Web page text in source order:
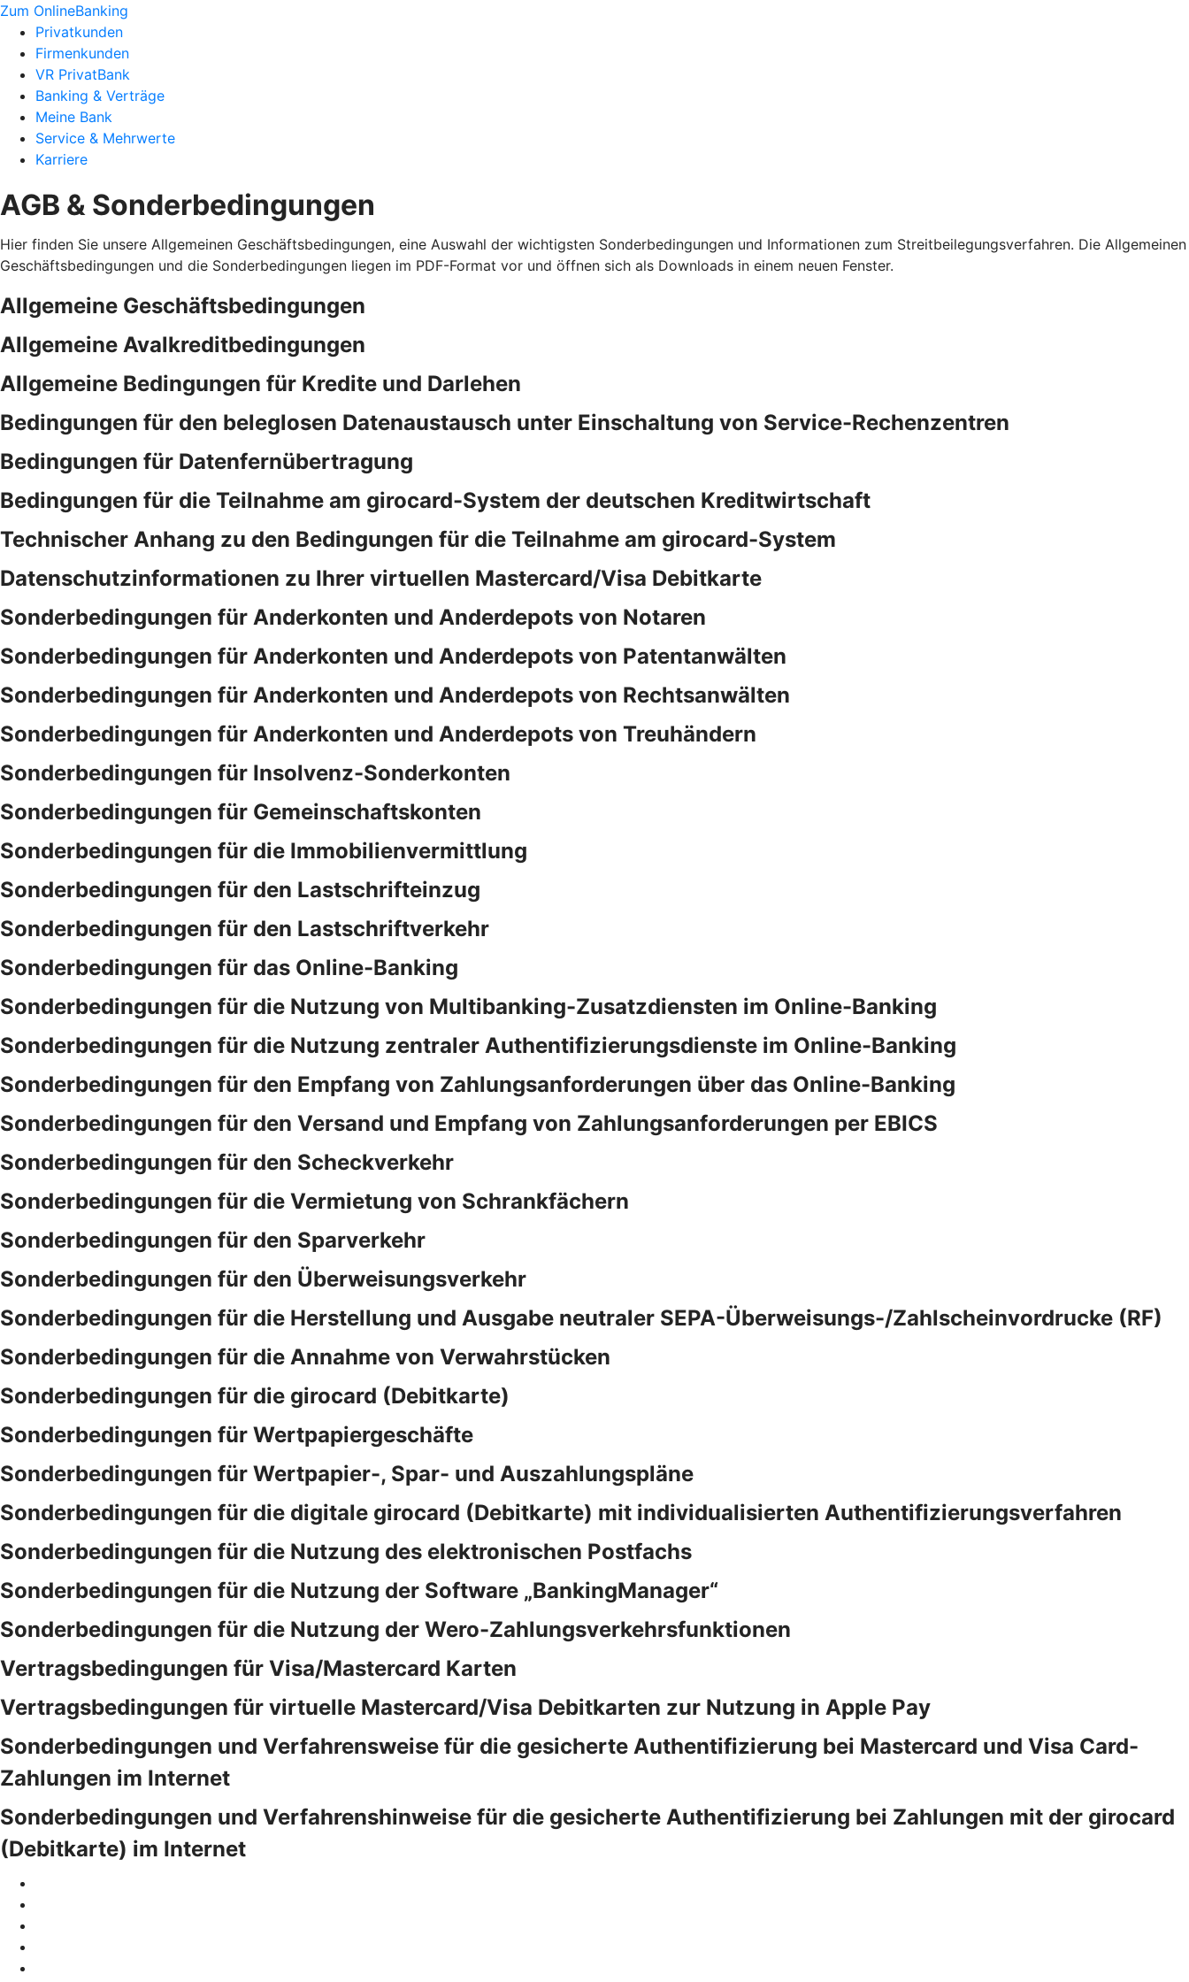
Zum OnlineBanking
Privatkunden
Firmenkunden
VR PrivatBank
Banking & Verträge
Meine Bank
Service & Mehrwerte
Karriere
AGB & Sonderbedingungen
Hier finden Sie unsere Allgemeinen Geschäftsbedingungen, eine Auswahl der wichtigsten Sonderbedingungen und Informationen zum Streitbeilegungsverfahren. Die Allgemeinen
Geschäftsbedingungen und die Sonderbedingungen liegen im PDF-Format vor und öffnen sich als Downloads in einem neuen Fenster.
Allgemeine Geschäftsbedingungen
Allgemeine Avalkreditbedingungen
Allgemeine Bedingungen für Kredite und Darlehen
Bedingungen für den beleglosen Datenaustausch unter Einschaltung von Service-Rechenzentren
Bedingungen für Datenfernübertragung
Bedingungen für die Teilnahme am girocard-System der deutschen Kreditwirtschaft
Technischer Anhang zu den Bedingungen für die Teilnahme am girocard-System
Datenschutzinformationen zu Ihrer virtuellen Mastercard/Visa Debitkarte
Sonderbedingungen für Anderkonten und Anderdepots von Notaren
Sonderbedingungen für Anderkonten und Anderdepots von Patentanwälten
Sonderbedingungen für Anderkonten und Anderdepots von Rechtsanwälten
Sonderbedingungen für Anderkonten und Anderdepots von Treuhändern
Sonderbedingungen für Insolvenz-Sonderkonten
Sonderbedingungen für Gemeinschaftskonten
Sonderbedingungen für die Immobilienvermittlung
Sonderbedingungen für den Lastschrifteinzug
Sonderbedingungen für den Lastschriftverkehr
Sonderbedingungen für das Online-Banking
Sonderbedingungen für die Nutzung von Multibanking-Zusatzdiensten im Online-Banking
Sonderbedingungen für die Nutzung zentraler Authentifizierungsdienste im Online-Banking
Sonderbedingungen für den Empfang von Zahlungsanforderungen über das Online-Banking
Sonderbedingungen für den Versand und Empfang von Zahlungsanforderungen per EBICS
Sonderbedingungen für den Scheckverkehr
Sonderbedingungen für die Vermietung von Schrankfächern
Sonderbedingungen für den Sparverkehr
Sonderbedingungen für den Überweisungsverkehr
Sonderbedingungen für die Herstellung und Ausgabe neutraler SEPA-Überweisungs-/Zahlscheinvordrucke (RF)
Sonderbedingungen für die Annahme von Verwahrstücken
Sonderbedingungen für die girocard (Debitkarte)
Sonderbedingungen für Wertpapiergeschäfte
Sonderbedingungen für Wertpapier-, Spar- und Auszahlungspläne
Sonderbedingungen für die digitale girocard (Debitkarte) mit individualisierten Authentifizierungsverfahren
Sonderbedingungen für die Nutzung des elektronischen Postfachs
Sonderbedingungen für die Nutzung der Software „BankingManager“
Sonderbedingungen für die Nutzung der Wero-Zahlungsverkehrsfunktionen
Vertragsbedingungen für Visa/Mastercard Karten
Vertragsbedingungen für virtuelle Mastercard/Visa Debitkarten zur Nutzung in Apple Pay
Sonderbedingungen und Verfahrensweise für die gesicherte Authentifizierung bei Mastercard und Visa Card-
Zahlungen im Internet
Sonderbedingungen und Verfahrenshinweise für die gesicherte Authentifizierung bei Zahlungen mit der girocard
(Debitkarte) im Internet